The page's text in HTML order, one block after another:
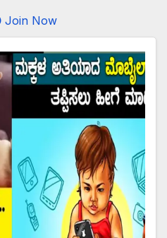
Join Now